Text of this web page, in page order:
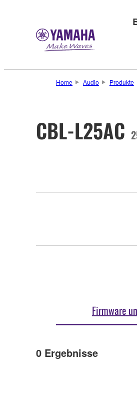
Home Audio Produkte
CBL-L25AC
Firmware
0 Ergebnisse